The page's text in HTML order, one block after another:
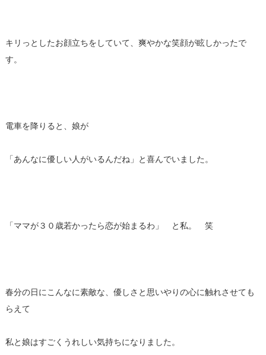
キリっとしたお顔立ちをしていて、爽やかな笑顔が眩しかったで
す。
電車を降りると、娘が
「あんなに優しい人がいるんだね」と喜んでいました。
「ママが３０歳若かったら恋が始まるわ」 と私。 笑
春分の日にこんなに素敵な、優しさと思いやりの心に触れさせても
らえて
私と娘はすごくうれしい気持ちになりました。